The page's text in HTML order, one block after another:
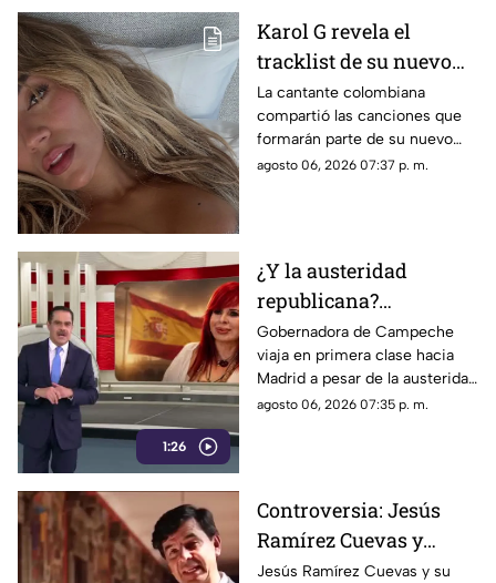
Karol G revela el
tracklist de su nuevo
álbum antes de su
lanzamiento; esta es la
lista completa
La cantante colombiana
compartió las canciones que
formarán parte de su nuevo
material de estudio,
agosto 06, 2026 07:37 p. m.
1:26
¿Y la austeridad
republicana?
Gobernadora Layda
Sansores viaja en
primera clase hacia
Madrid
Gobernadora de Campeche
viaja en primera clase hacia
Madrid a pesar de la austeridad
republicana.
agosto 06, 2026 07:35 p. m.
Controversia: Jesús
Ramírez Cuevas y
Censura a los Medios
Jesús Ramírez Cuevas y su